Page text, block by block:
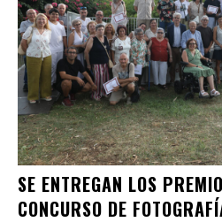
SE ENTREGAN LOS
CONCURSO DE